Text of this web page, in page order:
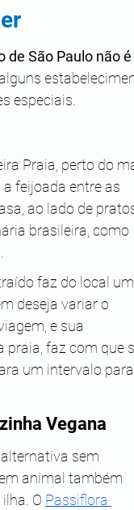
de São Paulo não
alguns
especiais.
Praia, perto do
a feijoada entre as
ao lado de
brasileira, como
faz do local
deseja variar o
e sua
praia, faz com que
um intervalo
Vegana
sem
animal também
O Passiflora